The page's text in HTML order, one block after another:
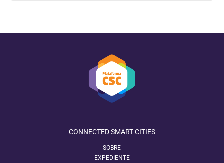
CONNECTED SMART CITIES
SOBRE
EXPEDIENTE